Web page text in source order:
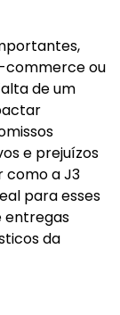
commerce ou
de um
e prejuízos
como a J3
para esses
entregas
da